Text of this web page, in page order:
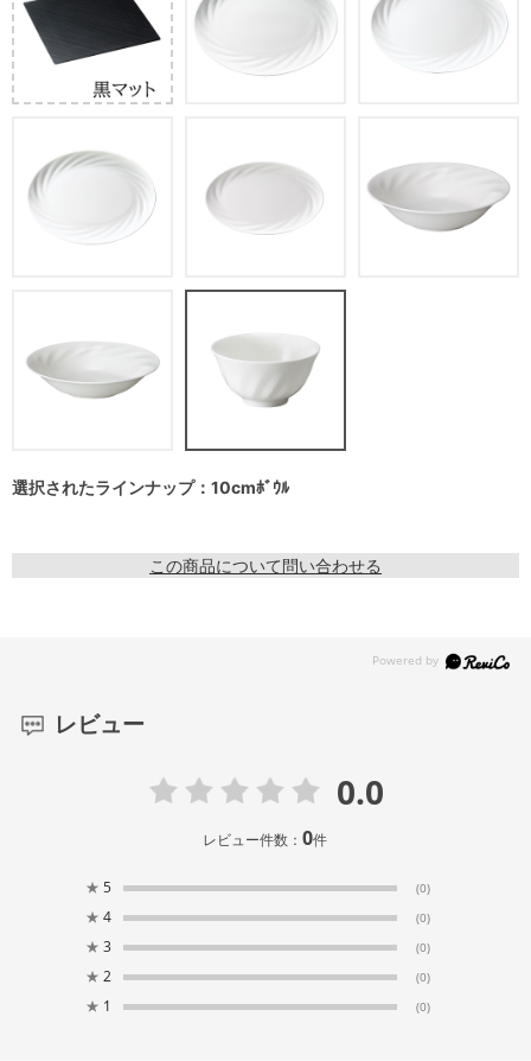
選択されたラインナップ：10cmﾎﾞｳﾙ
この商品について問い合わせる
レビュー
0.0
レビュー件数：0件
★ 5 (0)
★ 4 (0)
★ 3 (0)
★ 2 (0)
★ 1 (0)